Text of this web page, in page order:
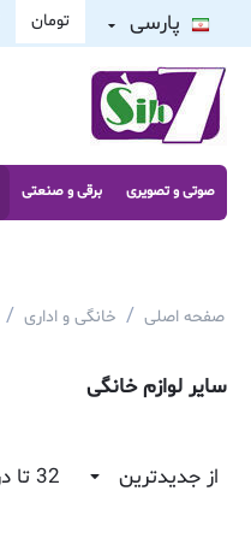
پارسی تومان
صوتی و تصویری برقی و صنعتی
صفحه اصلی / خانگی و اداری /
سایر لوازم خانگی
از جدیدترین 32 تا در صفحه